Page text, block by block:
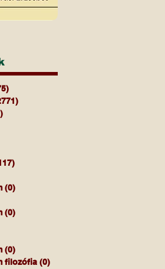
(0)
(0)
(0)
filozófia (0)